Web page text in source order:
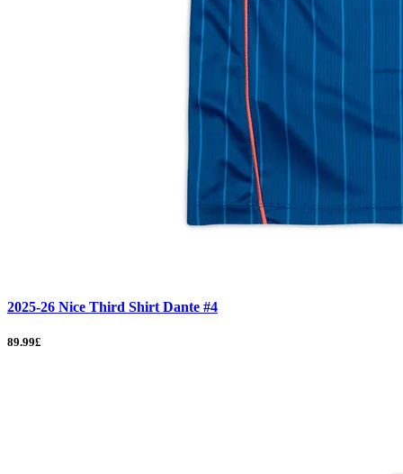
2025-26 Nice Third Shirt Dante #4
89.99£